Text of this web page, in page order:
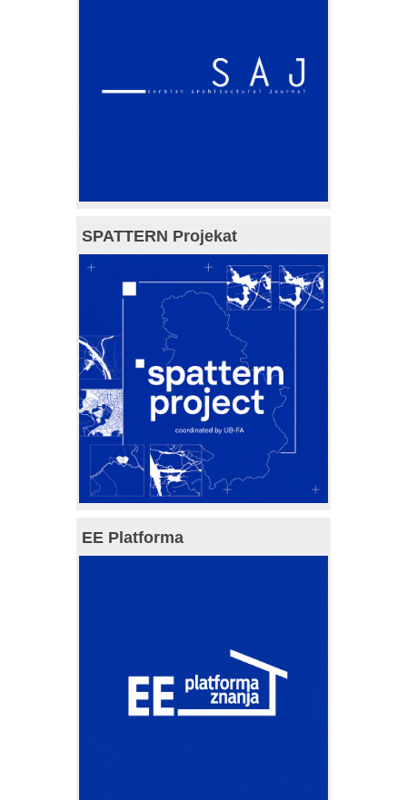
SPATTERN Projekat
EE Platforma